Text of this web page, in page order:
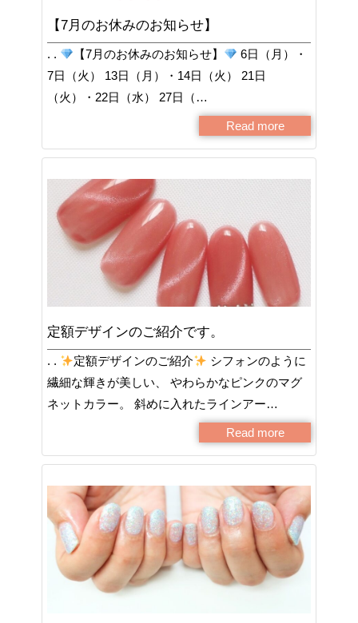
【7月のお休みのお知らせ】
. . 【7月のお休みのお知らせ】
6日（月）・
7日（火） 13日（月）・14日（火） 21日
（火）・22日（水） 27日（…
Read more
定額デザインのご紹介です。
. . 定額デザインのご紹介
シフォンのように
繊細な輝きが美しい、 やわらかなピンクのマグ
ネットカラー。 斜めに入れたラインアー…
Read more